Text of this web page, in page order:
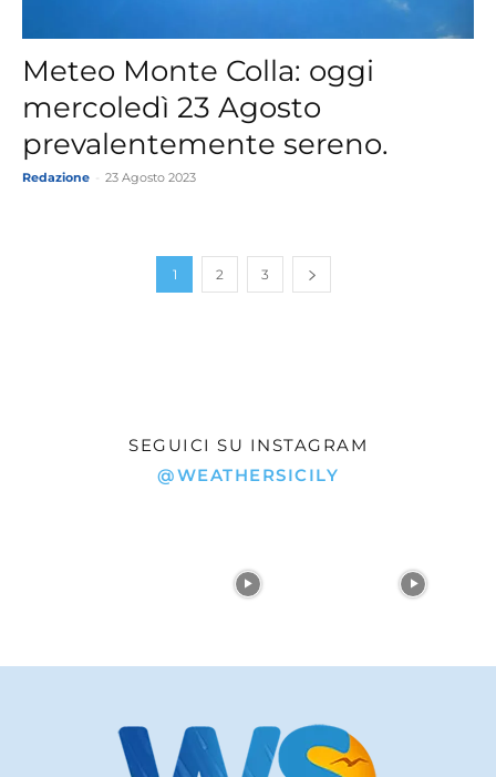
Meteo Monte Colla: oggi
mercoledì 23 Agosto
prevalentemente sereno.
Redazione 23 Agosto 2023
1 2 3
SEGUICI SU INSTAGRAM
@WEATHERSICILY